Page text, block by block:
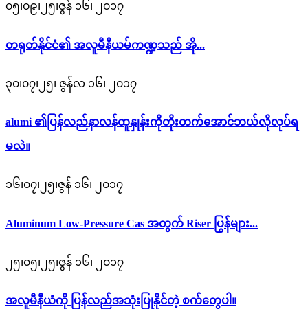
၀၅၊၀၉၊၂၅၊ဇွန် ၁၆၊ ၂၀၁၇
တရုတ်နိုင်ငံ၏ အလူမီနီယမ်ကဏ္ဍသည် အို...
၃၀၊၀၇၊၂၅၊ ဇွန်လ ၁၆၊ ၂၀၁၇
alumi ၏ပြန်လည်နာလန်ထူနှုန်းကိုတိုးတက်အောင်ဘယ်လိုလုပ်ရ
မလဲ။
၁၆၊၀၇၊၂၅၊ဇွန် ၁၆၊ ၂၀၁၇
Aluminum Low-Pressure Cas အတွက် Riser ပြွန်များ...
၂၅၊၀၅၊၂၅၊ဇွန် ၁၆၊ ၂၀၁၇
အလူမီနီယံကို ပြန်လည်အသုံးပြုနိုင်တဲ့ စက်တွေပါ။